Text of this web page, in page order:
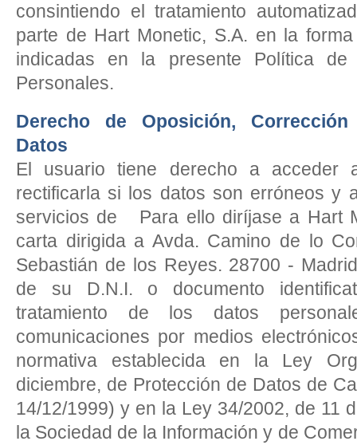
consintiendo el tratamiento
parte de Hart Monetic, S.A. en la
indicadas en la presente Política de
Personales.
Derecho de Oposición,
Datos
El usuario tiene derecho a acceder
rectificarla si los datos son erróneos y
servicios de Para ello diríjase a Hart
carta dirigida a Avda. Camino de lo
Sebastián de los Reyes. 28700 -
de su D.N.I. o documento
tratamiento de los datos
comunicaciones por medios
normativa establecida en la Ley
diciembre, de Protección de Datos de
14/12/1999) y en la Ley 34/2002, de 11
la Sociedad de la Información y de